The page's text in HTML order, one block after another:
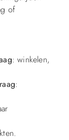
of
: winkelen,
: